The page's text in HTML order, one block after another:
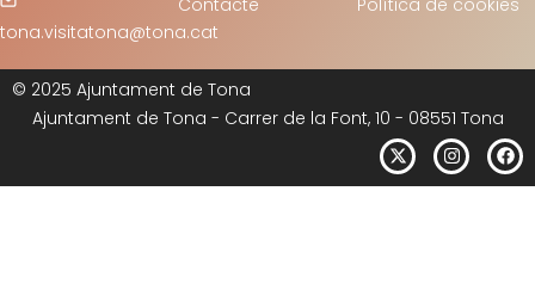
tona.visitatona@tona.cat
© 2025 Ajuntament de Tona
Ajuntament de Tona - Carrer de la Font, 10 - 08551 Tona